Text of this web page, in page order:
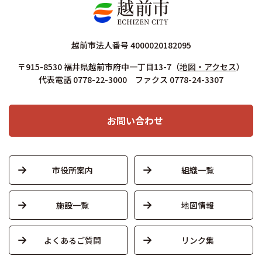
越前市法人番号 4000020182095
〒915-8530 福井県越前市府中一丁目13-7 （地図・アクセス）
代表電話 0778-22-3000 ファクス 0778-24-3307
お問い合わせ
市役所案内 組織一覧
施設一覧 地図情報
よくあるご質問 リンク集